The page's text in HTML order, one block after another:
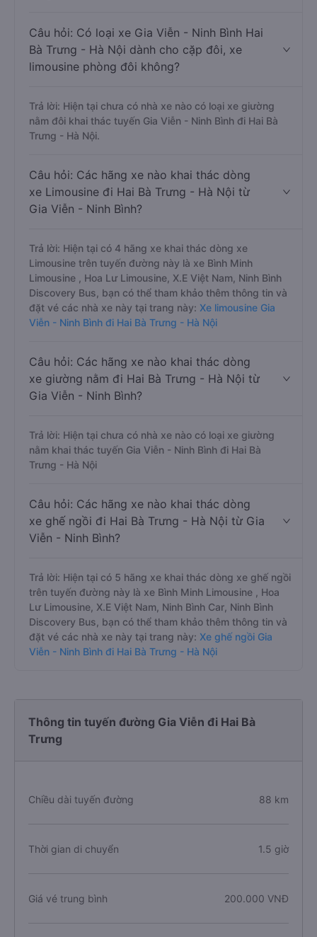
Câu hỏi: Có loại xe Gia Viễn - Ninh Bình Hai
Bà Trưng - Hà Nội dành cho cặp đôi, xe
limousine phòng đôi không?
Trả lời: Hiện tại chưa có nhà xe nào có loại xe giường
nằm đôi khai thác tuyến Gia Viễn - Ninh Bình đi Hai Bà
Trưng - Hà Nội.
Câu hỏi: Các hãng xe nào khai thác dòng
xe Limousine đi Hai Bà Trưng - Hà Nội từ
Gia Viễn - Ninh Bình?
Trả lời: Hiện tại có 4 hãng xe khai thác dòng xe
Limousine trên tuyến đường này là xe Bình Minh
Limousine , Hoa Lư Limousine, X.E Việt Nam, Ninh Bình
Discovery Bus, bạn có thể tham khảo thêm thông tin và
đặt vé các nhà xe này tại trang này: Xe limousine Gia
Viễn - Ninh Bình đi Hai Bà Trưng - Hà Nội
Câu hỏi: Các hãng xe nào khai thác dòng
xe giường nằm đi Hai Bà Trưng - Hà Nội từ
Gia Viễn - Ninh Bình?
Trả lời: Hiện tại chưa có nhà xe nào có loại xe giường
nằm khai thác tuyến Gia Viễn - Ninh Bình đi Hai Bà
Trưng - Hà Nội
Câu hỏi: Các hãng xe nào khai thác dòng
xe ghế ngồi đi Hai Bà Trưng - Hà Nội từ Gia
Viễn - Ninh Bình?
Trả lời: Hiện tại có 5 hãng xe khai thác dòng xe ghế ngồi
trên tuyến đường này là xe Bình Minh Limousine , Hoa
Lư Limousine, X.E Việt Nam, Ninh Bình Car, Ninh Bình
Discovery Bus, bạn có thể tham khảo thêm thông tin và
đặt vé các nhà xe này tại trang này: Xe ghế ngồi Gia
Viễn - Ninh Bình đi Hai Bà Trưng - Hà Nội
Thông tin tuyến đường Gia Viễn đi Hai Bà
Trưng
Chiều dài tuyến đường 88 km
Thời gian di chuyển 1.5 giờ
Giá vé trung bình 200.000 VNĐ